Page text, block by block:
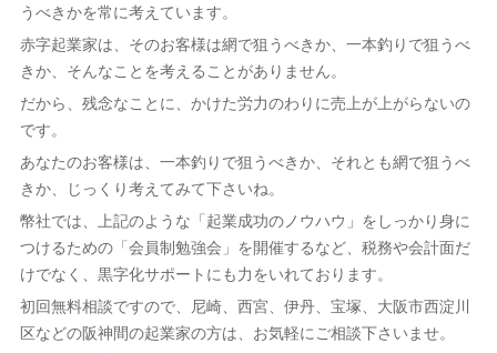
うべきかを常に考えています。
赤字起業家は、そのお客様は網で狙うべきか、一本釣りで狙うべ
きか、そんなことを考えることがありません。
だから、残念なことに、かけた労力のわりに売上が上がらないの
です。
あなたのお客様は、一本釣りで狙うべきか、それとも網で狙うべ
きか、じっくり考えてみて下さいね。
幣社では、上記のような「起業成功のノウハウ」をしっかり身に
つけるための「会員制勉強会」を開催するなど、税務や会計面だ
けでなく、黒字化サポートにも力をいれております。
初回無料相談ですので、尼崎、西宮、伊丹、宝塚、大阪市西淀川
区などの阪神間の起業家の方は、お気軽にご相談下さいませ。